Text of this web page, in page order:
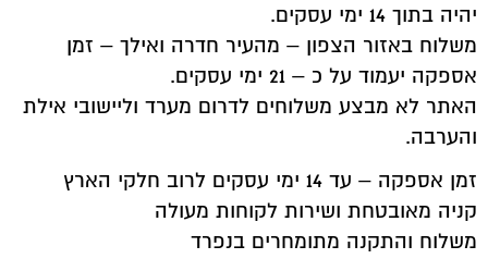
יהיה בתוך 14 ימי עסקים.
משלוח באזור הצפון – מהעיר חדרה ואילך – זמן
אספקה יעמוד על כ – 21 ימי עסקים.
האתר לא מבצע משלוחים לדרום מערד וליישובי אילת
והערבה.
זמן אספקה – עד 14 ימי עסקים לרוב חלקי הארץ
קניה מאובטחת ושירות לקוחות מעולה
משלוח והתקנה מתומחרים בנפרד